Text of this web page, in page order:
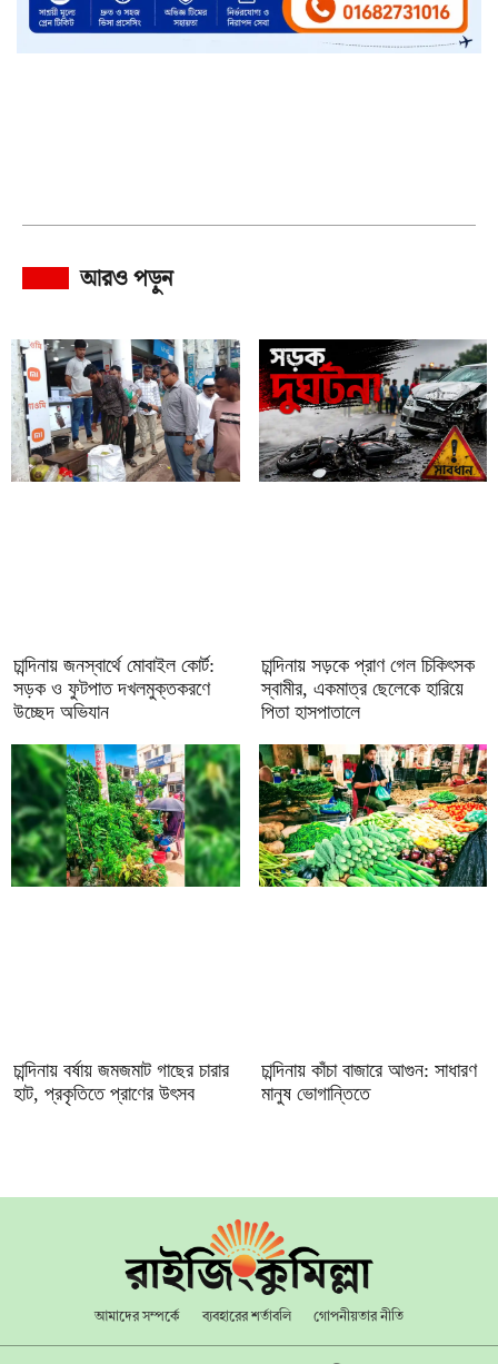
আরও পড়ুন
চান্দিনায় জনস্বার্থে মোবাইল কোর্ট:
সড়ক ও ফুটপাত দখলমুক্তকরণে
উচ্ছেদ অভিযান
চান্দিনায় সড়কে প্রাণ গেল চিকিৎসক
স্বামীর, একমাত্র ছেলেকে হারিয়ে
পিতা হাসপাতালে
চান্দিনায় বর্ষায় জমজমাট গাছের চারার
হাট, প্রকৃতিতে প্রাণের উৎসব
চান্দিনায় কাঁচা বাজারে আগুন: সাধারণ
মানুষ ভোগান্তিতে
আমাদের সম্পর্কে ব্যবহারের শর্তাবলি গোপনীয়তার নীতি